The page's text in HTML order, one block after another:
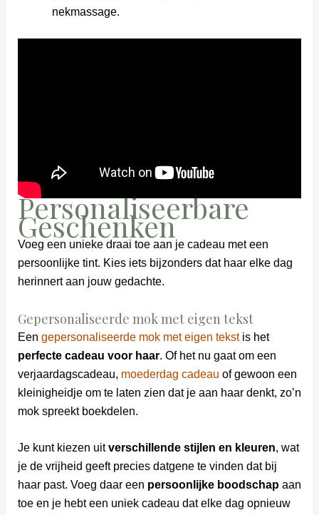
nekmassage.
Personaliseerbare
Geschenken
Voeg een unieke draai toe aan je cadeau met een
persoonlijke tint. Kies iets bijzonders dat haar elke dag
herinnert aan jouw gedachte.
Gepersonaliseerde mok met eigen tekst
Een gepersonaliseerde mok met eigen tekstis het
perfecte cadeau voor haar. Of het nu gaat om een
verjaardagscadeau, moederdag cadeau of gewoon een
kleinigheidje om te laten zien dat je aan haar denkt, zo’n
mok spreekt boekdelen.
Je kunt kiezen uitverschillende stijlen en kleuren, wat
je de vrijheid geeft precies datgene te vinden dat bij
haar past. Voeg daar een persoonlijke boodschapaan
toe en je hebt een uniek cadeau dat elke dag opnieuw